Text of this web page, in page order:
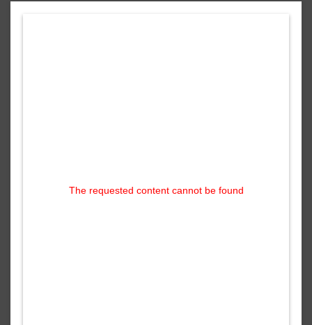
The requested content cannot be found